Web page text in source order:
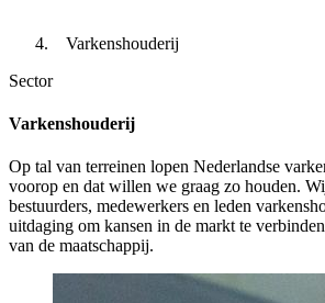
Varkenshouderij
Sector
Varkenshouderij
Op tal van terreinen lopen Nederlandse
voorop en dat willen we graag zo houden.
bestuurders, medewerkers en leden
uitdaging om kansen in de markt te
van de maatschappij.